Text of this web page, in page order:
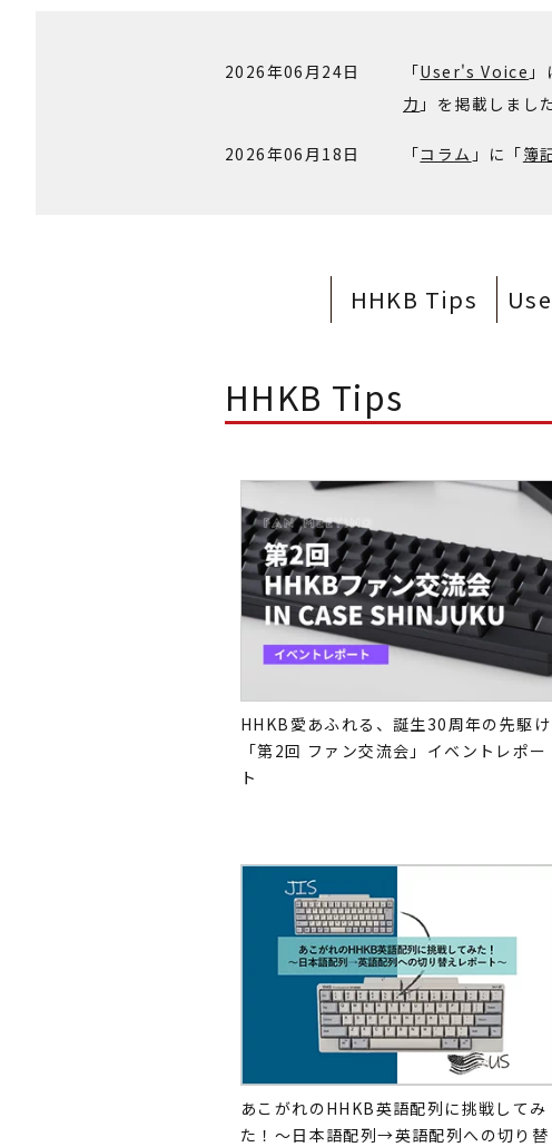
2026年06月24日 「User's Voice
力 」を掲載しました
2026年06月18日 「コラム 」に「簿
HHKB Tips
HHKB Tips
HHKB愛あふれる、誕生30周年の先駆け
「第2回 ファン交流会」イベントレポー
ト
あこがれのHHKB英語配列に挑戦してみ
た！～日本語配列→英語配列への切り替